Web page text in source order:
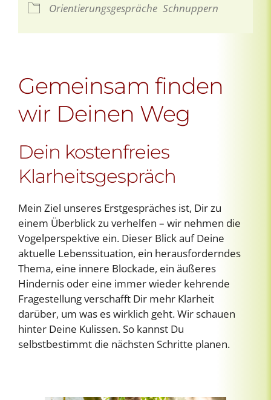
Orientierungsgespräche Schnuppern
Gemeinsam finden
wir Deinen Weg
Dein kostenfreies
Klarheitsgespräch
Mein Ziel unseres Erstgespräches ist, Dir zu
einem Überblick zu verhelfen – wir nehmen die
Vogelperspektive ein. Dieser Blick auf Deine
aktuelle Lebenssituation, ein herausforderndes
Thema, eine innere Blockade, ein äußeres
Hindernis oder eine immer wieder kehrende
Fragestellung verschafft Dir mehr Klarheit
darüber, um was es wirklich geht. Wir schauen
hinter Deine Kulissen. So kannst Du
selbstbestimmt die nächsten Schritte planen.